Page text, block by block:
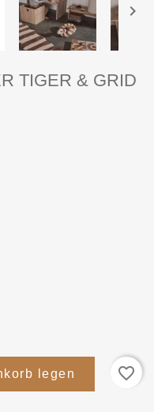

TIGER & GRID
legen favorite_border